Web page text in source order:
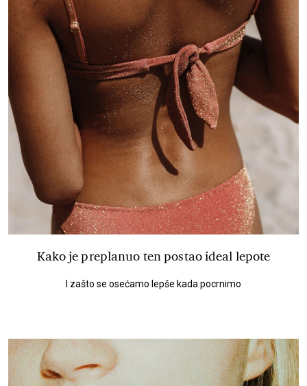
Kako je preplanuo ten postao ideal lepote
I zašto se osećamo lepše kada pocrnimo